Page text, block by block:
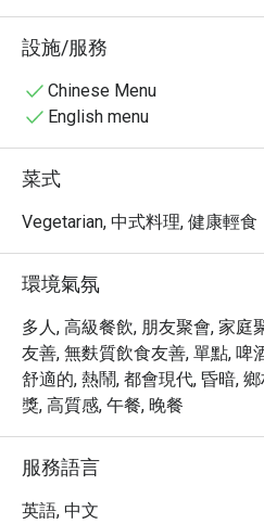
腐餃子、天鵝酥。
設施/服務
Chinese Menu
English menu
菜式
Vegetarian, 中式料理, 健康輕食
環境氣氛
多人, 高級餐飲, 朋友聚會, 家庭
友善, 無麩質飲食友善, 單點, 啤
舒適的, 熱鬧, 都會現代, 昏暗,
獎, 高質感, 午餐, 晚餐
服務語言
英語, 中文